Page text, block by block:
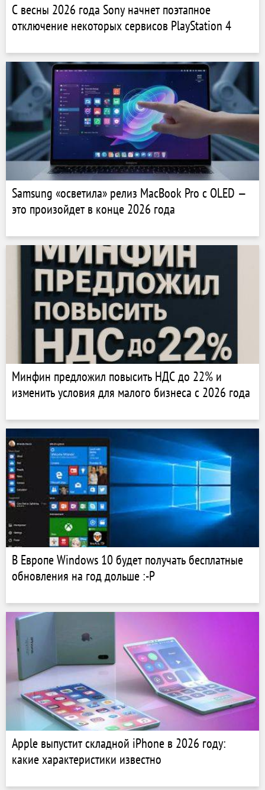
С весны 2026 года Sony начнет поэтапное
отключение некоторых сервисов PlayStation 4
Samsung «осветила» релиз MacBook Pro с OLED —
это произойдет в конце 2026 года
Минфин предложил повысить НДС до 22% и
изменить условия для малого бизнеса с 2026 года
В Европе Windows 10 будет получать бесплатные
обновления на год дольше :-Р
Apple выпустит складной iPhone в 2026 году:
какие характеристики известно